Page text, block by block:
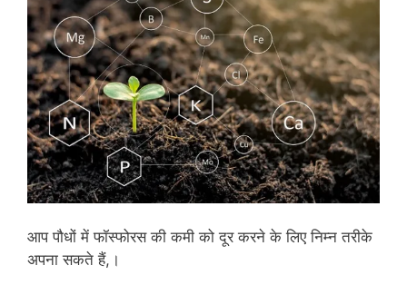
आप पौधों में फॉस्फोरस की कमी को दूर करने के लिए निम्न तरीके
अपना सकते हैं,।